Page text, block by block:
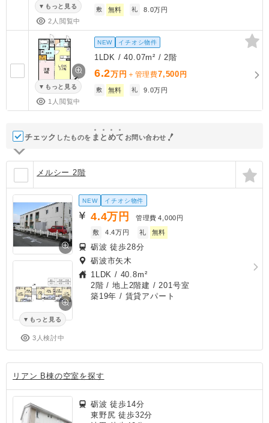
もっと見る
2人閲覧中
敷 無料 礼 8.0万円
もっと見る
1人閲覧中
NEW イチオシ物件
1LDK / 40.07m² / 2階
6.2万円 ＋管理費7,500 円
敷 無料 礼 9.0万円
チェック したものを ま と めて お問い合わせ
メルシー 2階
もっと見る
3人検討中
NEW イチオシ物件
4.4万円 管理費 4,000円
敷
4.4万円 礼 無料
砺波 徒歩28分
砺波市矢木
1LDK / 40.8m²
2階 / 地上2階建 / 201号室
築19年 / 賃貸アパート
リアン B棟の空室を探す
砺波 徒歩14分
東野尻 徒歩32分